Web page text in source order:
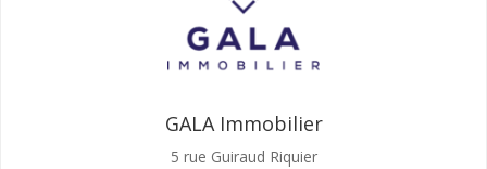
GALA Immobilier
5 rue Guiraud Riquier